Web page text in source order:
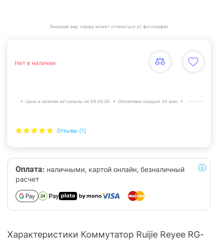
Внешний вид товара может отличаться от фотографии
Нет в наличии
Цена и наличие актуальны на 09.08.26. Обновляем каждые 30 мин.
Отзывы (1)
Оплата: наличными, картой онлайн, безналичный
расчет
Характеристики Коммутатор Ruijie Reyee RG-